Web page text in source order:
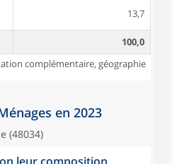
13,7
100,0
complémentaire, géographie
en 2023
(48034)